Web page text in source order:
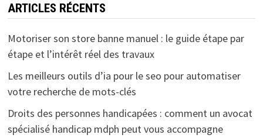
ARTICLES RÉCENTS
Motoriser son store banne manuel : le guide étape par
étape et l’intérêt réel des travaux
Les meilleurs outils d’ia pour le seo pour automatiser
votre recherche de mots-clés
Droits des personnes handicapées : comment un avocat
spécialisé handicap mdph peut vous accompagne